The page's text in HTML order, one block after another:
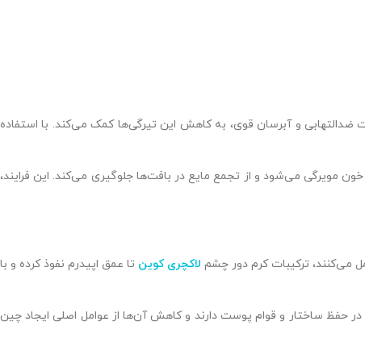
و آبرسان قوی، به کاهش این تیرگی‌ها کمک می‌کند. با استفاده
مویرگی می‌شود و از تجمع مایع در بافت‌ها جلوگیری می‌کند. این فرایند،
ترکیبات کرم دور چشم لاکچری کوین تا عمق اپیدرم نفوذ کرده و با
ساختار و قوام پوست دارند و کاهش آن‌ها از عوامل اصلی ایجاد چین